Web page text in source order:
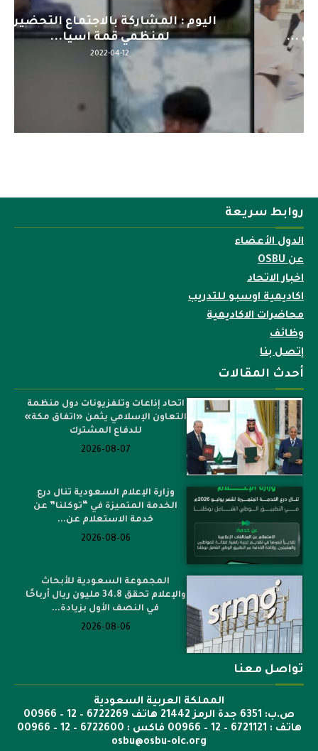
اليوم : المشاركة بالاجتماع التحضيري
لمنظمي قمة اسيا...
روابط سريعة
الدول الأعضاء
عن OSBU
اخبار الاتحاد
اكاديمية اوسبو للتدريب
محاضرات الاكاديمية
وظائف
إتصل بنا
أحدث المقالات
اتحاد إذاعات وتلفزيونات دول منظمة
التعاون الإسلامي يثمن «اتفاق مكة»
للدفاع المشترك
2026-08-07
وزارة الإعلام السعودية تنال درع
الخدمة المتميزة في “توكلنا” عن
خدمة الاستعلام عن...
2026-08-06
المجموعة السعودية للأبحاث
والإعلام تحقق 34.8 مليون ريال أرباحًا
في النصف الأول بزيادة...
2026-08-06
تواصل معنا
المملكة العربية السعودية
ص.ب: 6351 جدة الرمز 21442 هاتف 6722269 – 12 – 00966
هاتف : 6721121 – 12 – 00966 فاكس : 6722600 – 12 – 00966
osbu@osbu-oic.org